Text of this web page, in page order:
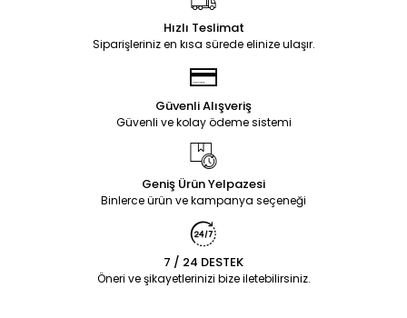
Hızlı Teslimat
Siparişleriniz en kısa sürede elinize ulaşır.
Güvenli Alışveriş
Güvenli ve kolay ödeme sistemi
Geniş Ürün Yelpazesi
Binlerce ürün ve kampanya seçeneği
7 / 24 DESTEK
Öneri ve şikayetlerinizi bize iletebilirsiniz.